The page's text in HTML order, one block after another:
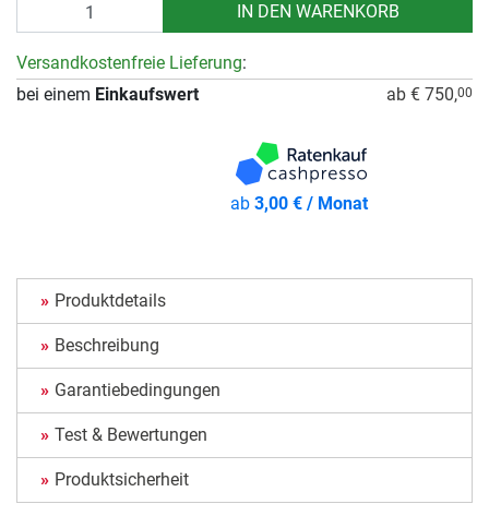
IN DEN WARENKORB
Versandkostenfreie Lieferung:
bei einem Einkaufswert ab € 750,00
ab3,00 € / Monat
Produktdetails
Beschreibung
Garantiebedingungen
Test & Bewertungen
Produktsicherheit